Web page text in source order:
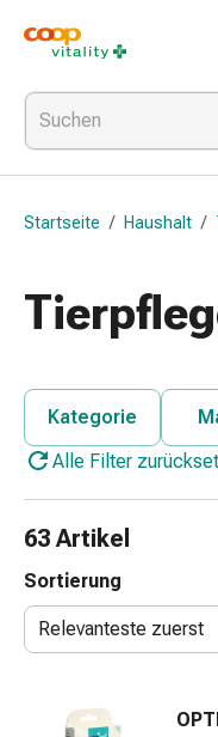
Medikamente
&
Gesundheit
Grippe
&
Erkältung
Grippe-
Erkältung
Bronchitis
Wund-
Startseite / Haushalt /
Kategorie
Alle Filter
63 Artikel
Sortierung
Relevanteste zuerst